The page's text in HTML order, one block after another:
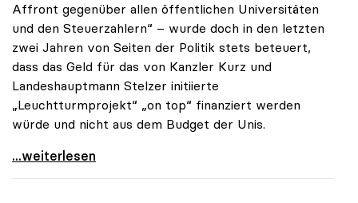
Affront gegenüber allen öffentlichen Universitäten
und den Steuerzahlern“ – wurde doch in den letzten
zwei Jahren von Seiten der Politik stets beteuert,
dass das Geld für das von Kanzler Kurz und
Landeshauptmann Stelzer initiierte
„Leuchtturmprojekt“ „on top“ finanziert werden
würde und nicht aus dem Budget der Unis.
„Skandalös und zweckwidrig“: TU OÖ soll zu Lasten
...weiterlesen